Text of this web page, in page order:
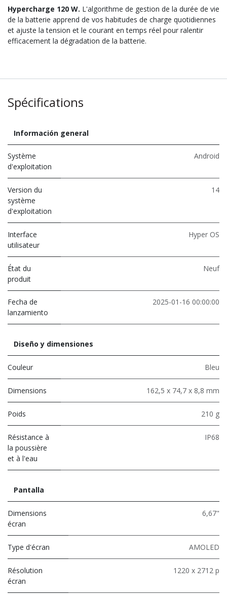
Hypercharge 120 W. L'algorithme de gestion de la durée de vie
de la batterie apprend de vos habitudes de charge quotidiennes
et ajuste la tension et le courant en temps réel pour ralentir
efficacement la dégradation de la batterie.
Spécifications
Información general
Système
d'exploitation
Android
Version du
système
d'exploitation
14
Interface
utilisateur
Hyper OS
État du
produit
Neuf
Fecha de
lanzamiento
2025-01-16 00:00:00
Diseño y dimensiones
Couleur Bleu
Dimensions 162,5 x 74,7 x 8,8 mm
Poids 210 g
Résistance à
la poussière
et à l'eau
IP68
Pantalla
Dimensions
écran
6,67"
Type d'écran AMOLED
Résolution
écran
1220 x 2712 p